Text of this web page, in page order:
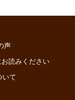
声
読みください
いて